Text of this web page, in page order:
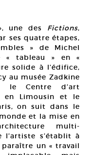
une des Fictions,
ses quatre étapes,
» de Michel
« tableau » en «
solide à l’édifice,
au musée Zadkine
le Centre d’art
en Limousin et le
on suit dans le
et la mise en
multi-
l’artiste s’établit à
un « travail